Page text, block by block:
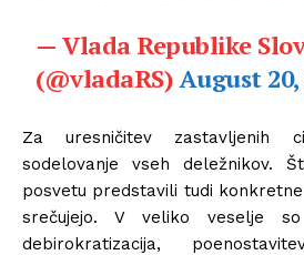
— Vlada Republike
(@vladaRS) August 20,
Za uresničitev zastavljenih
sodelovanje vseh deležnikov.
posvetu predstavili tudi
srečujejo. V veliko veselje
debirokratizacija,